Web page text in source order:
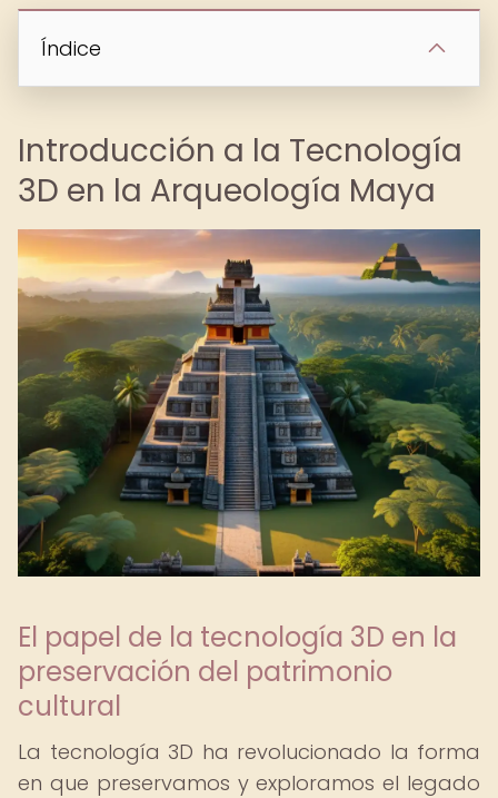
Índice
Introducción a la Tecnología
3D en la Arqueología Maya
El papel de la tecnología 3D en la
preservación del patrimonio
cultural
La tecnología 3D ha revolucionado la forma
en que preservamos y exploramos el legado